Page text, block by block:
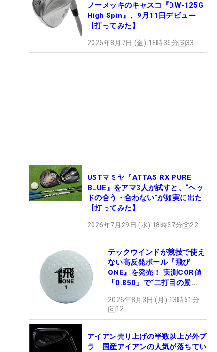
ノーメッキのキャスコ『DW-125G
High Spin』、9月11日デビュー
【打ってみた】
2026年8月7日 (金) 18時36分 33
USTマミヤ『ATTAS RX PURE
BLUE』をアマ3人が試すと、“ヘッ
ドの合う・合わない”が如実に出た
【打ってみた】
2026年7月29日 (水) 18時37分 22
テックウインドが競技で使え
ない高反発ボール『飛び
ONE』を発売！ 実測COR値
「0.850」で“二打目の景
2026年8月3日 (月) 13時51分
12
アイアン売り上げの半数以上が外ブ
ラ 国産アイアンの人気が落ちてい